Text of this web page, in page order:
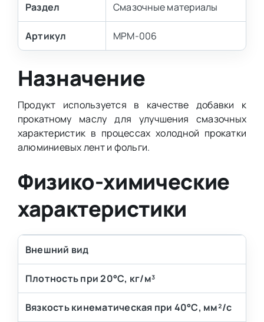
Раздел Смазочные материалы
Артикул MPM-006
Назначение
Продукт используется в качестве добавки к
прокатному маслу для улучшения смазочных
характеристик в процессах холодной прокатки
алюминиевых лент и фольги.
Физико-химические
характеристики
Внешний вид
Плотность при 20°С, кг/м³
Вязкость кинематическая при 40°С, мм²/с